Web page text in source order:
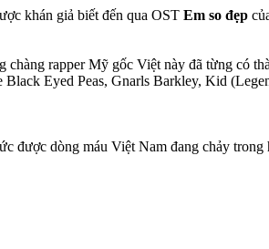
khán giả biết đến qua OST Em so đẹp
rapper Mỹ gốc Việt này đã từng có
Eyed Peas, Gnarls Barkley, Kid
được dòng máu Việt Nam đang chảy